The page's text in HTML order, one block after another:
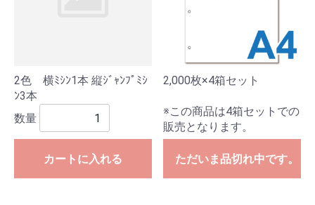
2色 横ﾐｼﾝ1本 縦ｼﾞｬﾝﾌﾟﾐｼ
ﾝ3本
数量
カートに入れる
2,000枚×4箱セット
※この商品は4箱セットでの
販売となります。
ただいま品切れ中です。